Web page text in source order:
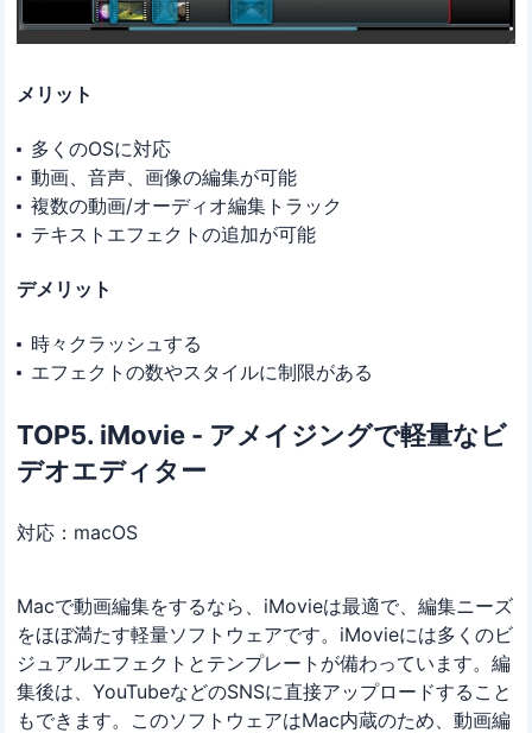
メリット
多くのOSに対応
動画、音声、画像の編集が可能
複数の動画/オーディオ編集トラック
テキストエフェクトの追加が可能
デメリット
時々クラッシュする
エフェクトの数やスタイルに制限がある
TOP5. iMovie - アメイジングで軽量なビ
デオエディター
対応：macOS
Macで動画編集をするなら、iMovieは最適で、編集ニーズ
をほぼ満たす軽量ソフトウェアです。iMovieには多くのビ
ジュアルエフェクトとテンプレートが備わっています。編
集後は、YouTubeなどのSNSに直接アップロードすること
もできます。このソフトウェアはMac内蔵のため、動画編